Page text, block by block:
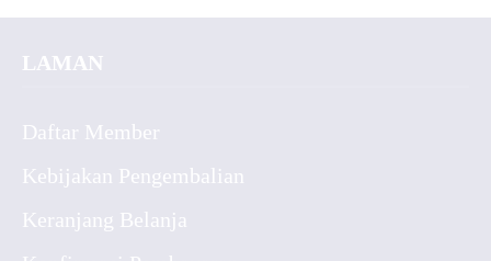
LAMAN
Daftar Member
Kebijakan Pengembalian
Keranjang Belanja